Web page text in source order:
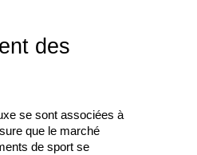
des
se sont associées à
que le marché
de sport se